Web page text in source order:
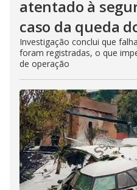
atentado à
caso da queda
Investigação conclui que
foram registradas, o que
de operação